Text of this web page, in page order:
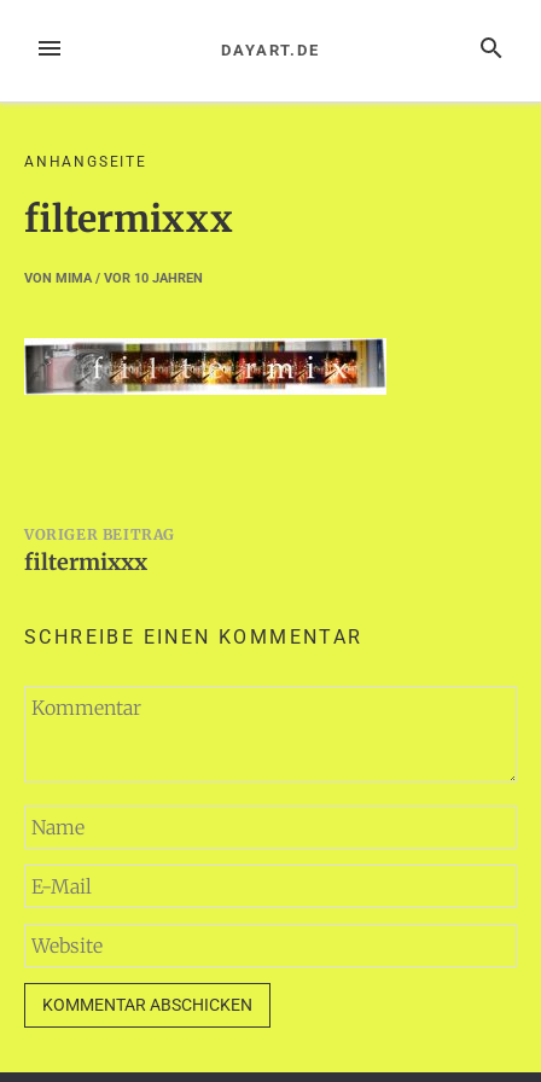
InhaltMENÜ SUCHE
DAYART.DE
ANHANGSEITE
filtermixxx
VON MIMA/ VOR 10 JAHREN
Beitragsnavigation
VORIGER BEITRAG
filtermixxx
SCHREIBE EINEN KOMMENTAR